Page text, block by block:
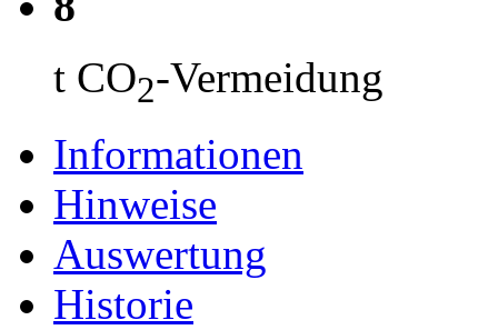
t CO2-Vermeidung
Informationen
Hinweise
Auswertung
Historie